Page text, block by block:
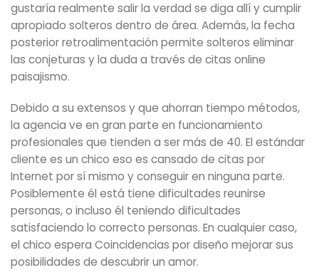
gustaría realmente salir la verdad se diga allí y cumplir
apropiado solteros dentro de área. Además, la fecha
posterior retroalimentación permite solteros eliminar
las conjeturas y la duda a través de citas online
paisajismo.
Debido a su extensos y que ahorran tiempo métodos,
la agencia ve en gran parte en funcionamiento
profesionales que tienden a ser más de 40. El estándar
cliente es un chico eso es cansado de citas por
Internet por sí mismo y conseguir en ninguna parte.
Posiblemente él está tiene dificultades reunirse
personas, o incluso él teniendo dificultades
satisfaciendo lo correcto personas. En cualquier caso,
el chico espera Coincidencias por diseño mejorar sus
posibilidades de descubrir un amor.